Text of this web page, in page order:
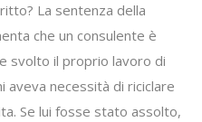
La sentenza della
che un consulente è
svolto il proprio lavoro di
aveva necessità di riciclare
Se lui fosse stato assolto,